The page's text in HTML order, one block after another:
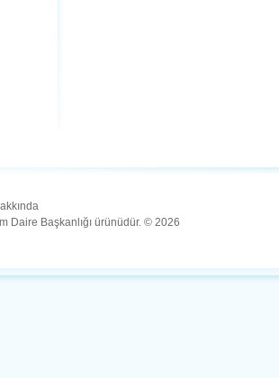
Daire Başkanlığı ürünüdür. © 2026